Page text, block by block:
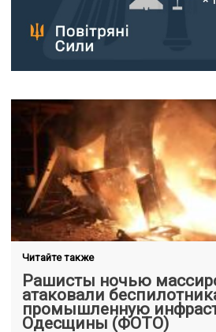
Читайте также
Рашисты ночью
атаковали
промышленную
Одесщины (ФОТО)